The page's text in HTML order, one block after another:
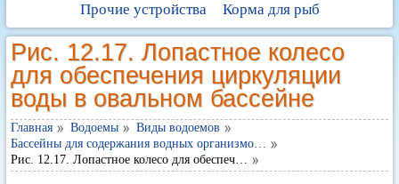
Прочие устройства
Корма для рыб
Рис. 12.17. Лопастное колесо
для обеспечения циркуляции
воды в овальном бассейне
Главная Водоемы
Виды водоемов
Бассейны для содержания водных организмо…
Рис. 12.17. Лопастное колесо для обеспеч…